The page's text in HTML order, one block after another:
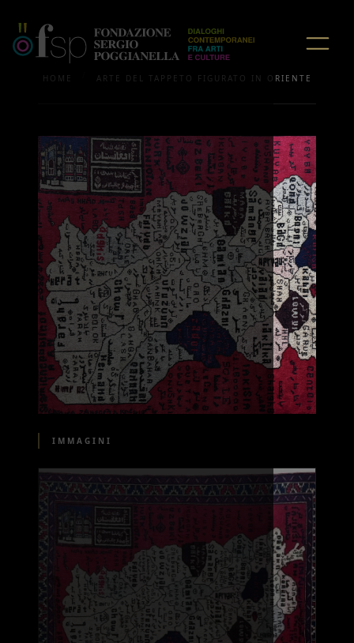
HOME ARTE DEL TAPPETO FIGURATO IN ORIENTE
IMMAGINI